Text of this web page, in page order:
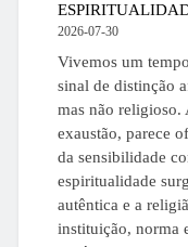
2026-07-30
Vivemos um
sinal de distinção
mas não religioso.
exaustão, parece
da sensibilidade
espiritualidade
autêntica e a
instituição, norma